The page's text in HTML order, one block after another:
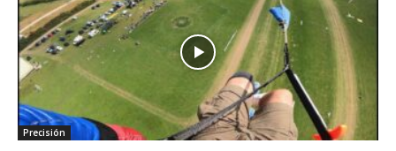
Precisión